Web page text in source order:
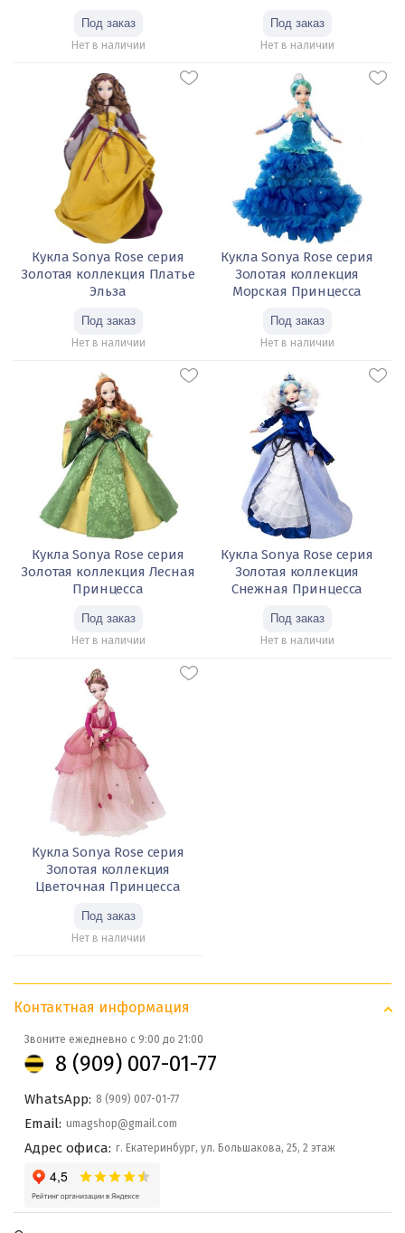
Нет в наличии Нет в наличии
Кукла Sonya Rose серия
Золотая коллекция Платье
Эльза
Нет в наличии
Кукла Sonya Rose серия
Золотая коллекция
Морская Принцесса
Нет в наличии
Кукла Sonya Rose серия
Золотая коллекция Лесная
Принцесса
Нет в наличии
Кукла Sonya Rose серия
Золотая коллекция
Снежная Принцесса
Нет в наличии
Кукла Sonya Rose серия
Золотая коллекция
Цветочная Принцесса
Нет в наличии
Контактная информация
Звоните ежедневно с 9:00 до 21:00
8 (909) 007-01-77
WhatsApp: 8 (909) 007-01-77
Email: umagshop@gmail.com
Адрес офиса: г. Екатеринбург, ул. Большакова, 25, 2 этаж